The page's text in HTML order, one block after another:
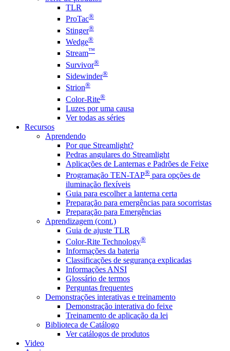
TLR
ProTac®
Stinger®
Wedge®
Stream™
Survivor®
Sidewinder®
Strion®
Color-Rite®
Luzes por uma causa
Ver todas as séries
Recursos
Aprendendo
Por que Streamlight?
Pedras angulares do Streamlight
Aplicações de Lanternas e Padrões de Feixe
Programação TEN-TAP® para opções de
iluminação flexíveis
Guia para escolher a lanterna certa
Preparação para emergências para socorristas
Preparação para Emergências
Aprendizagem (cont.)
Guia de ajuste TLR
Color-Rite Technology®
Informações da bateria
Classificações de segurança explicadas
Informações ANSI
Glossário de termos
Perguntas frequentes
Demonstrações interativas e treinamento
Demonstração interativa do feixe
Treinamento de aplicação da lei
Biblioteca de Catálogo
Ver catálogos de produtos
Video